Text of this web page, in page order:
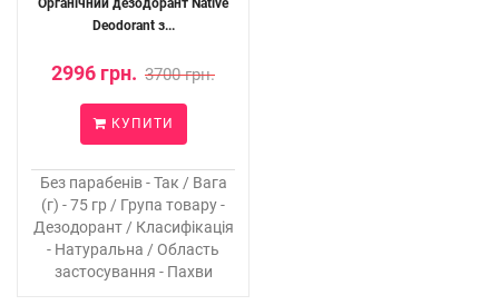
Органічний дезодорант Native
Deodorant з...
2996 грн. 3700 грн.
КУПИТИ
Без парабенів - Так / Вага
(г) - 75 гр / Група товару -
Дезодорант / Класифікація
- Натуральна / Область
застосування - Пахви